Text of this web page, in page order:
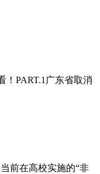
PART.1广东省取消
前在高校实施的“非